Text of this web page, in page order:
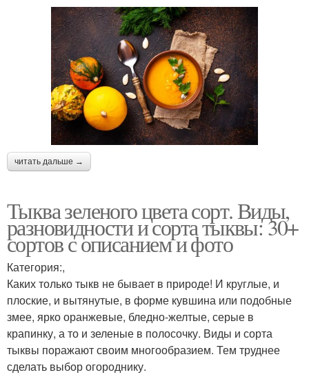
читать дальше →
Тыква зеленого цвета сорт. Виды,
разновидности и сорта тыквы: 30+
сортов с описанием и фото
Категория:,
Каких только тыкв не бывает в природе! И круглые, и
плоские, и вытянутые, в форме кувшина или подобные
змее, ярко оранжевые, бледно-желтые, серые в
крапинку, а то и зеленые в полосочку. Виды и сорта
тыквы поражают своим многообразием. Тем труднее
сделать выбор огороднику.